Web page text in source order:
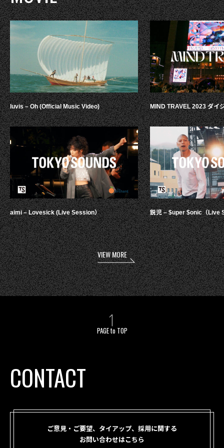
luvis – Oh (Official Music Video)
aimi – Lovesick (Live Session）
MIND TRAVEL 2023 ダイ
鋭児 – $uper $onic（Live
VIEW MORE
PAGE to TOP
CONTACT
ご意見・ご要望、タイアップ、採用に関する
お問い合わせはこちら